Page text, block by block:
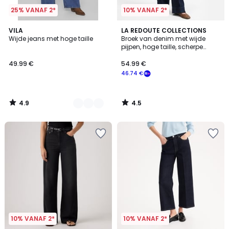
25% VANAF 2*
VILA
Wijde jeans met hoge taille
49.99 €
4.9
/ 5
2
Kleuren
4.9
/
10% VANAF 2*
LA REDOUTE COLLECTIONS
Broek van denim met wijde
pijpen, hoge taille, scherpe
46.74 €
54.99 €
4.5
/ 5
4.5
/
10% VANAF 2* 10% VANAF 2*